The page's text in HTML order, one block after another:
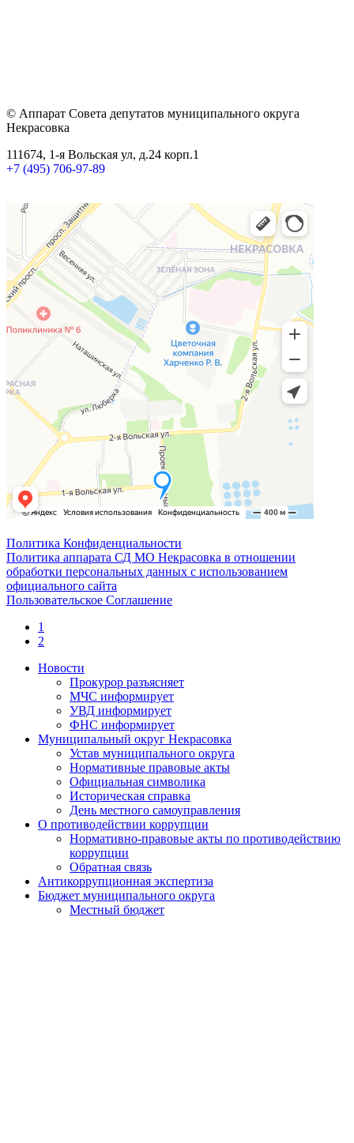
© Аппарат Совета депутатов муниципального округа
Некрасовка
111674, 1-я Вольская ул, д.24 корп.1
+7 (495) 706-97-89
Политика Конфиденциальности
Политика аппарата СД МО Некрасовка в отношении
обработки персональных данных с использованием
официального сайта
Пользовательское Соглашение
1
2
Новости
Прокурор разъясняет
МЧС информирует
УВД информирует
ФНС информирует
Муниципальный округ Некрасовка
Устав муниципального округа
Нормативные правовые акты
Официальная символика
Историческая справка
День местного самоуправления
О противодействии коррупции
Нормативно-правовые акты по противодействию
коррупции
Обратная связь
Антикоррупционная экспертиза
Бюджет муниципального округа
Местный бюджет